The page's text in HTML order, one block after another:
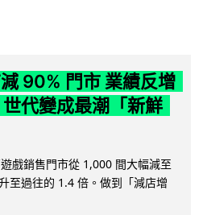
90% 門市 業績反增
代變成最潮「新鮮
戲銷售門市從 1,000 間大幅減至
至過往的 1.4 倍。做到「減店增